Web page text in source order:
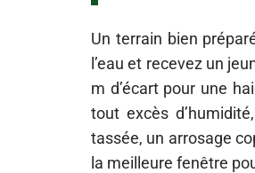
Un terrain bien
l’eau et recevez un
m d’écart pour une
tout excès
tassée, un arrosage
la meilleure fenêtre